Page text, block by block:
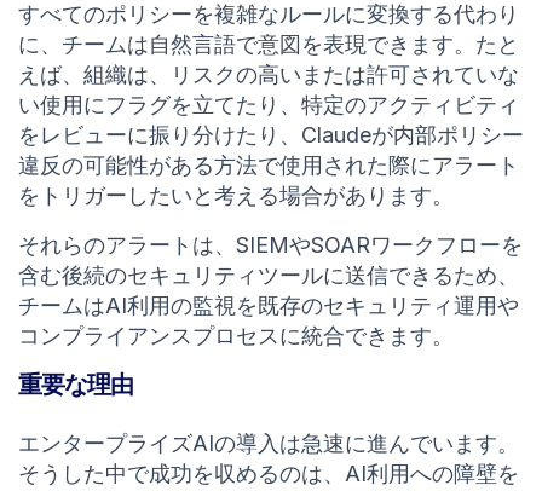
すべてのポリシーを複雑なルールに変換する代わり
に、チームは自然言語で意図を表現できます。たと
えば、組織は、リスクの高いまたは許可されていな
い使用にフラグを立てたり、特定のアクティビティ
をレビューに振り分けたり、Claudeが内部ポリシー
違反の可能性がある方法で使用された際にアラート
をトリガーしたいと考える場合があります。
それらのアラートは、SIEMやSOARワークフローを
含む後続のセキュリティツールに送信できるため、
チームはAI利用の監視を既存のセキュリティ運用や
コンプライアンスプロセスに統合できます。
重要な理由
エンタープライズAIの導入は急速に進んでいます。
そうした中で成功を収めるのは、AI利用への障壁を